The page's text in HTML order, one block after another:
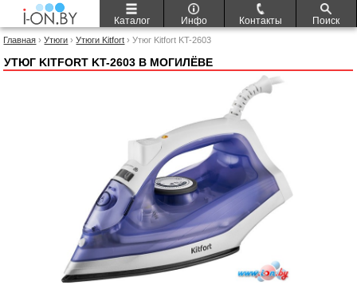
Каталог Инфо Контакты Поиск
Главная ›Утюги ›Утюги Kitfort › Утюг Kitfort KT-2603
УТЮГ KITFORT KT-2603 В МОГИЛЁВЕ